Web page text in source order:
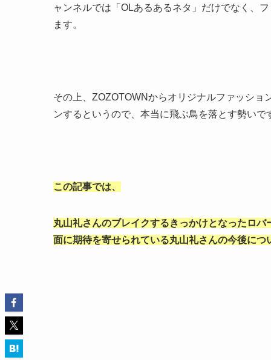
ャンネルでは「OLあるあるネタ」だけでなく、
ます。
その上、ZOZOTOWNからオリジナルファッショ
ンするというので、本当に飛ぶ鳥を落とす勢いで
この記事では、
丸山礼さんのブレイクするきっかけとなったロ
面に期待を寄せられている丸山礼さんの今後につ